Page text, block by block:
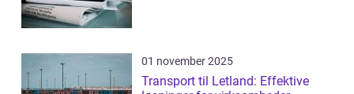
01 november 2025
Transport til Letland: Effektive